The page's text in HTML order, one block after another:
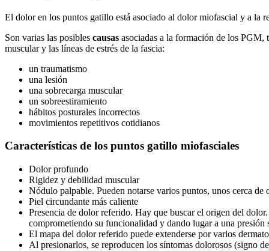
El dolor en los puntos gatillo está asociado al dolor miofascial y a la
Son varias las posibles causas asociadas a la formación de los PGM,
muscular y las líneas de estrés de la fascia:
un traumatismo
una lesión
una sobrecarga muscular
un sobreestiramiento
hábitos posturales incorrectos
movimientos repetitivos cotidianos
Características de los puntos gatillo miofasciales
Dolor profundo
Rigidez y debilidad muscular
Nódulo palpable. Pueden notarse varios puntos, unos cerca de
Piel circundante más caliente
Presencia de dolor referido. Hay que buscar el origen del
comprometiendo su funcionalidad y dando lugar a una presión
El mapa del dolor referido puede extenderse por varios
Al presionarlos, se reproducen los síntomas dolorosos (signo